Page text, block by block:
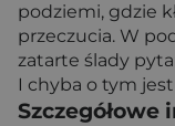
podziemi, gdzie
przeczucia. W
zatarte ślady
I chyba o tym